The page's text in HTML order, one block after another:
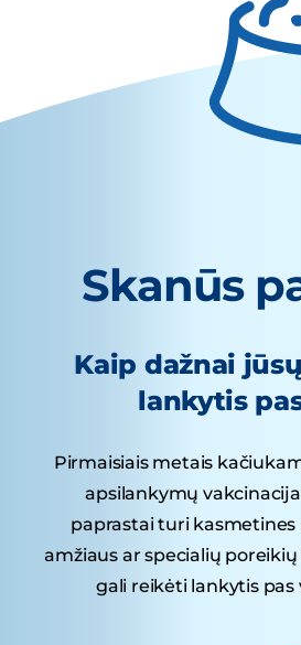
Skanūs
Kaip dažnai
lankytis
Pirmaisiais metais
apsilankymų
paprastai turi kasmetines
amžiaus ar specialių
gali reikėti lankytis pas